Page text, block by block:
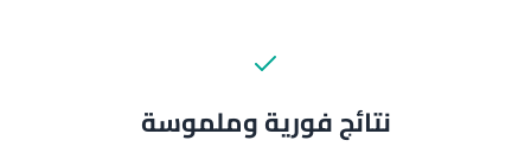
نتائج فورية وملموسة